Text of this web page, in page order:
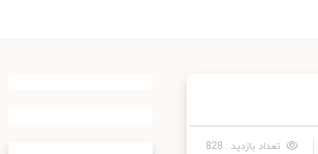
تعداد بازدید : 828